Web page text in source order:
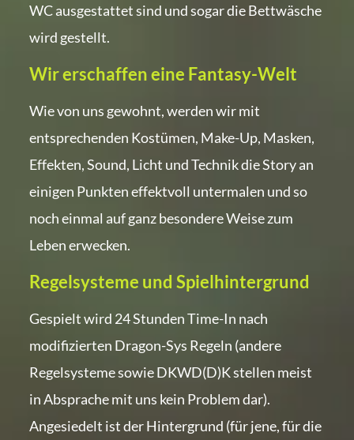
WC ausgestattet sind und sogar die Bettwäsche
wird gestellt.
Wir erschaffen eine Fantasy-Welt
Wie von uns gewohnt, werden wir mit
entsprechenden Kostümen, Make-Up, Masken,
Effekten, Sound, Licht und Technik die Story an
einigen Punkten effektvoll untermalen und so
noch einmal auf ganz besondere Weise zum
Leben erwecken.
Regelsysteme und Spielhintergrund
Gespielt wird 24 Stunden Time-In nach
modifizierten Dragon-Sys Regeln (andere
Regelsysteme sowie DKWD(D)K stellen meist
in Absprache mit uns kein Problem dar).
Angesiedelt ist der Hintergrund (für jene, für die